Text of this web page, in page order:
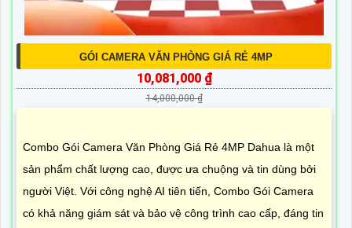
GÓI CAMERA VĂN PHÒNG GIÁ RẺ 4MP
10,081,000 ₫
14,000,000 ₫
Combo Gói Camera Văn Phòng Giá Rẻ 4MP Dahua là một
sản phẩm chất lượng cao, được ưa chuộng và tin dùng bởi
người Việt. Với công nghệ AI tiên tiến, Combo Gói Camera
có khả năng giám sát và bảo vệ công trình cao cấp, đáng tin